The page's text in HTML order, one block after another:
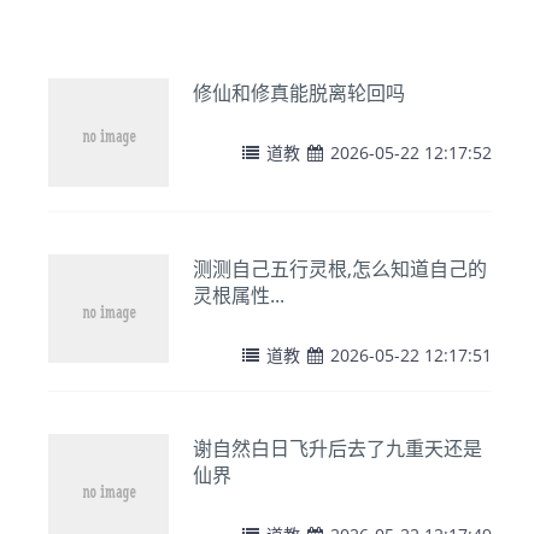
修仙和修真能脱离轮回吗
道教 2026-05-22 12:17:52
测测自己五行灵根,怎么知道自己的
灵根属性...
道教 2026-05-22 12:17:51
谢自然白日飞升后去了九重天还是
仙界